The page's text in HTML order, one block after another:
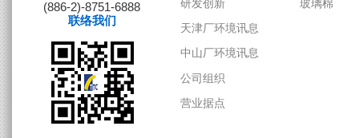
(886-2)-8751-6888
联络我们
公司介绍
经营者序
最新消息